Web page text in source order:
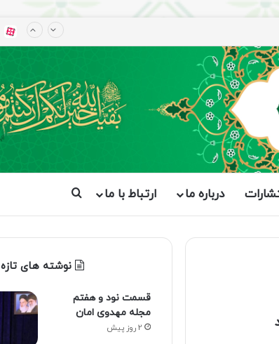
درباره ما ارتباط با ما جستجو برای
نوشته های تازه
قسمت نود و هفتم
مجله مهدوی امان
2 روز پیش